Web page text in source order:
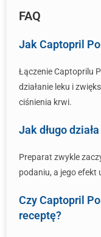
FAQ
Jak Captopril
Łączenie Captoprilu
działanie leku i
ciśnienia krwi.
Jak długo
Preparat zwykle
podaniu, a jego efekt
Czy Captopril
receptę?